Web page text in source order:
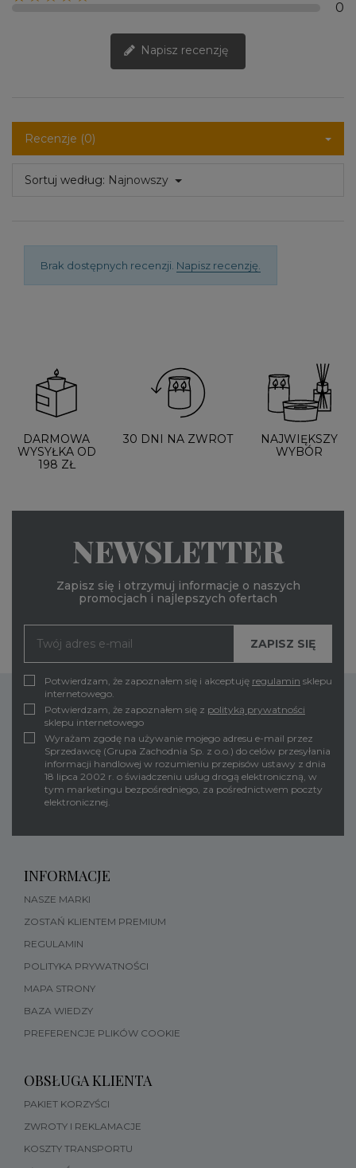
0
Napisz recenzję
Recenzje (0)
Sortuj według: Najnowszy
Brak dostępnych recenzji. Napisz recenzję.
DARMOWA
WYSYŁKA OD
198 ZŁ
30 DNI NA ZWROT
NAJWIĘKSZY
WYBÓR
NEWSLETTER
Zapisz się i otrzymuj informacje o naszych
promocjach i najlepszych ofertach
Potwierdzam, że zapoznałem się i akceptuję regulamin sklepu
internetowego.
Potwierdzam, że zapoznałem się z polityką prywatności
sklepu internetowego
Wyrażam zgodę na używanie mojego adresu e-mail przez
Sprzedawcę (Grupa Zachodnia Sp. z o.o.) do celów przesyłania
informacji handlowej w rozumieniu przepisów ustawy z dnia
18 lipca 2002 r. o świadczeniu usług drogą elektroniczną, w
tym marketingu bezpośredniego, za pośrednictwem poczty
elektronicznej.
INFORMACJE
NASZE MARKI
ZOSTAŃ KLIENTEM PREMIUM
REGULAMIN
POLITYKA PRYWATNOŚCI
MAPA STRONY
BAZA WIEDZY
PREFERENCJE PLIKÓW COOKIE
OBSŁUGA KLIENTA
PAKIET KORZYŚCI
ZWROTY I REKLAMACJE
KOSZTY TRANSPORTU